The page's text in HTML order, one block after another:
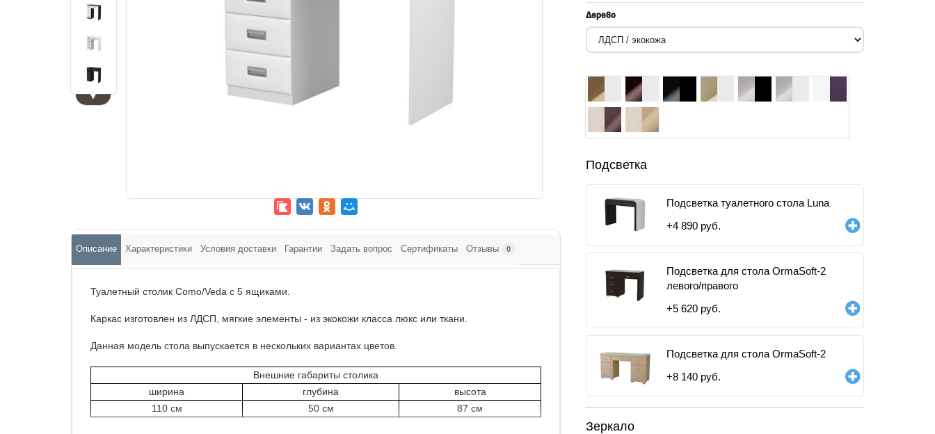
▼
Дерево
Подсветка
Подсветка туалетного стола Luna
+4 890 руб.
Подсветка для стола OrmaSoft-2
левого/правого
+5 620 руб.
Подсветка для стола OrmaSoft-2
+8 140 руб.
Зеркало
Описание Характеристики Условия доставки Гарантии Задать вопрос Сертификаты Отзывы 0
Туалетный столик Como/Veda с 5 ящиками.
Каркас изготовлен из ЛДСП, мягкие элементы - из экокожи класса люкс или ткани.
Данная модель стола выпускается в нескольких вариантах цветов.
Внешние габариты столика
ширина
глубина
высота
110 см
50 см 87 см